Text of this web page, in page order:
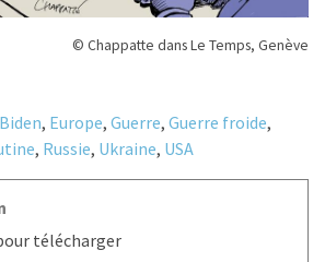
© Chappatte dans Le Temps, Genève
Biden, Europe, Guerre, Guerre froide,
, Russie, Ukraine, USA
télécharger